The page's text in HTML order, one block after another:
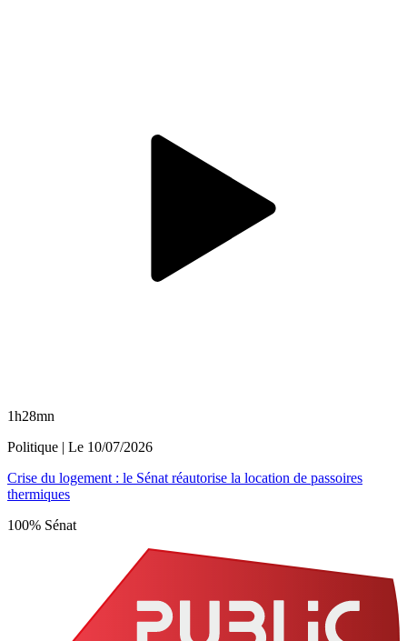
1h28mn
Politique | Le 10/07/2026
Crise du logement : le Sénat réautorise la location de passoires
thermiques
100% Sénat